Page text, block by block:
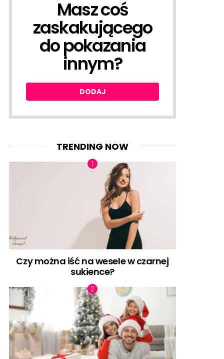
DODAJMasz coś
zaskakującego
do pokazania
innym?
DODAJ
TRENDING NOW
Czy można iść na wesele w czarnej
sukience?